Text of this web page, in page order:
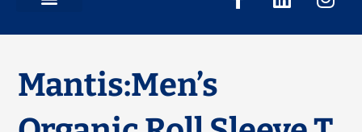
Mantis:Men’s